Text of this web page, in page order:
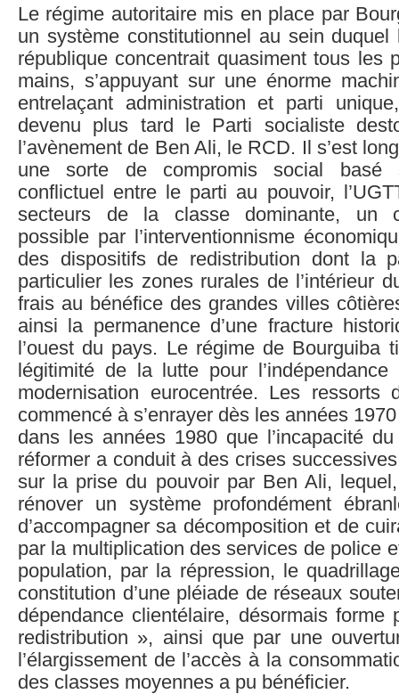
Le régime autoritaire mis en place par
un système constitutionnel au sein
république concentrait quasiment tous les
mains, s’appuyant sur une énorme
entrelaçant administration et parti
devenu plus tard le Parti socialiste
l’avènement de Ben Ali, le RCD. Il s’est
une sorte de compromis social basé
conflictuel entre le parti au pouvoir,
secteurs de la classe dominante, un
possible par l’interventionnisme
des dispositifs de redistribution dont la
particulier les zones rurales de l’intérieur
frais au bénéfice des grandes villes
ainsi la permanence d’une fracture
l’ouest du pays. Le régime de Bourguiba
légitimité de la lutte pour
modernisation eurocentrée. Les ressorts
commencé à s’enrayer dès les années
dans les années 1980 que l’incapacité
réformer a conduit à des crises
sur la prise du pouvoir par Ben Ali,
rénover un système profondément
d’accompagner sa décomposition et de
par la multiplication des services de police
population, par la répression, le
constitution d’une pléiade de réseaux
dépendance clientélaire, désormais forme
redistribution », ainsi que par une
l’élargissement de l’accès à la
des classes moyennes a pu bénéficier.